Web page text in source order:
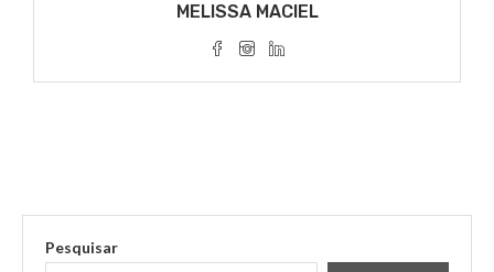
MELISSA MACIEL
Pesquisar